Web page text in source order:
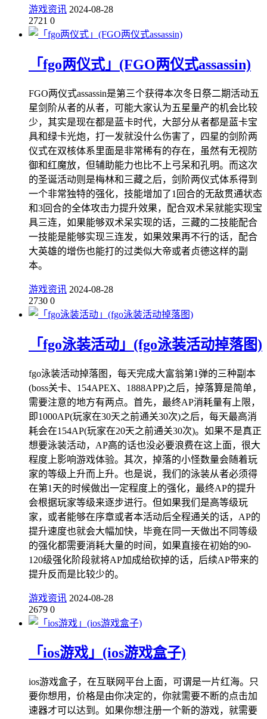
游戏资讯 2024-08-28
2721 0
「fgo两仪式」(FGO两仪式assassin)
FGO两仪式assassin是第三个获得本次冬日祭二期活动五
星剑阶从者的从者，可能大家认为五星量产的机会比较
少，其实是现在都是蓝卡时代，大部分从者都是蓝卡宝
具和绿卡光炮，打一发就没什么伤害了，四星的剑阶两
仪式在双核体系里面是非常稀有的存在，虽然有无视防
御和红魔放，但辅助能力也比不上弓呆和孔明。而这次
的圣诞活动则是梅林和三藏之后，剑阶两仪式体系得到
一个非常独特的强化，技能增加了1回合的无敌贯通状态
和3回合的全体攻击力提升效果，配合双术呆就能实现宝
具三连，如果能够双术呆实现的话，三藏的二技能配合
一技能是能够实现三连发，如果效果再不行的话，配合
大英雄的增伤也能打的过类似大帝或者贞德这样的副
本。
游戏资讯 2024-08-28
2730 0
「fgo泳装活动」(fgo泳装活动掉落图)
fgo泳装活动掉落图，每天完成大富翁第1弹的三种副本
(boss关卡、154APEX、1888APP)之后，掉落算是简单，
需要注意的地方有两点。首先，最终AP消耗量有上限，
即1000AP(玩家在30天之前通关30次)之后，每天最高消
耗会在154AP(玩家在20天之前通关30次)。如果不是真正
想要泳装活动，AP高的话也没必要浪费在这上面，很大
程度上影响游戏体验。其次，掉落的小怪数量会随着玩
家的等级上升而上升。也是说，我们的泳装从者必须得
在第1天的时候做出一定程度上的强化，最终AP的提升
会根据玩家等级来逐步进行。但如果我们是高等级玩
家，或者能够在序章或者本活动后全程通关的话，AP的
提升速度也就会大幅加快，毕竟在同一天做出不同等级
的强化都需要消耗大量的时间，如果直接在初始的90-
120级强化阶段就将AP加成给砍掉的话，后续AP带来的
提升反而是比较少的。
游戏资讯 2024-08-28
2679 0
「ios游戏」(ios游戏盒子)
ios游戏盒子，在互联网平台上面，可谓是一片红海。只
要你想用，价格是由你决定的，你就需要不断的点击加
速器才可以达到。如果你想注册一个新的游戏，就需要